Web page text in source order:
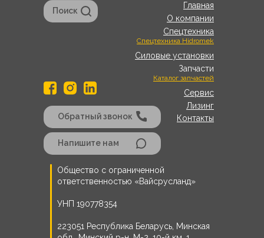
Общество с ограниченной
ответственностью «Вайсрусланд»
УНП 190778354
223051 Республика Беларусь, Минская
Главная
О компании
Спецтехника
Силовые установки
Запчасти
Сервис
Лизинг
Контакты
Поиск
Обратный звонок
Напишите нам
Каталог запчастей
Спецтехника Hidromek